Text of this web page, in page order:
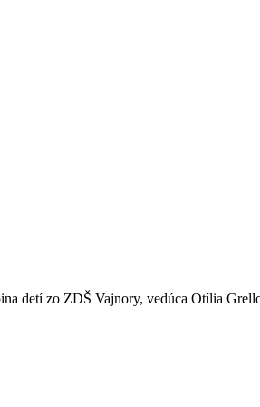
detí zo ZDŠ Vajnory, vedúca Otília